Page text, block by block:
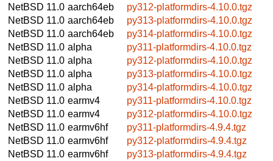
NetBSD 11.0 aarch64eb
py312-platformdirs-4.10.0.tgz
NetBSD 11.0 aarch64eb
py313-platformdirs-4.10.0.tgz
NetBSD 11.0 aarch64eb
py314-platformdirs-4.10.0.tgz
NetBSD 11.0 alpha
py311-platformdirs-4.10.0.tgz
NetBSD 11.0 alpha
py312-platformdirs-4.10.0.tgz
NetBSD 11.0 alpha
py313-platformdirs-4.10.0.tgz
NetBSD 11.0 alpha
py314-platformdirs-4.10.0.tgz
NetBSD 11.0 earmv4
py311-platformdirs-4.10.0.tgz
NetBSD 11.0 earmv4
py312-platformdirs-4.10.0.tgz
NetBSD 11.0 earmv6hf
py311-platformdirs-4.9.4.tgz
NetBSD 11.0 earmv6hf
py312-platformdirs-4.9.4.tgz
NetBSD 11.0 earmv6hf
py313-platformdirs-4.9.4.tgz